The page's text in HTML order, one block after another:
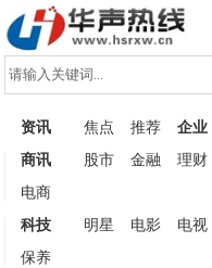
资讯 焦点 推荐 企业
商讯
股市 金融 理财
电商
科技
明星 电影 电视
保养